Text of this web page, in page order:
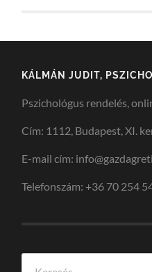
KÁLMÁN JUDIT,
Pszichológus rendelés,
Cím: 1112, Budapest, XI.
E-mail cím:
Telefonszám: +36 70 254